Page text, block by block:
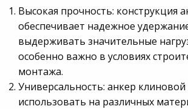
Высокая прочность: конструкция
обеспечивает надежное
выдерживать значительные
особенно важно в условиях
монтажа.
Универсальность: анкер
использовать на различных